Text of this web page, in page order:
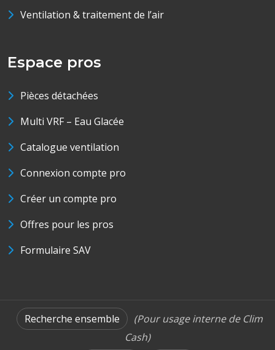
Ventilation & traitement de l’air
Espace pros
Pièces détachées
Multi VRF – Eau Glacée
Catalogue ventilation
Connexion compte pro
Créer un compte pro
Offres pour les pros
Formulaire SAV
Recherche ensemble
(Pour usage interne de Clim
Cash)